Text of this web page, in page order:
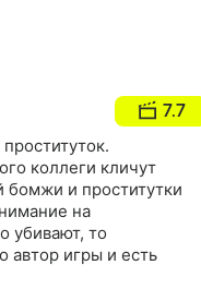
7.7
коллеги кличут
бомжи и проститутки
на
убивают, то
автор игры и есть